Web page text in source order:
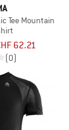
Tee Mountain
62.21
(0)